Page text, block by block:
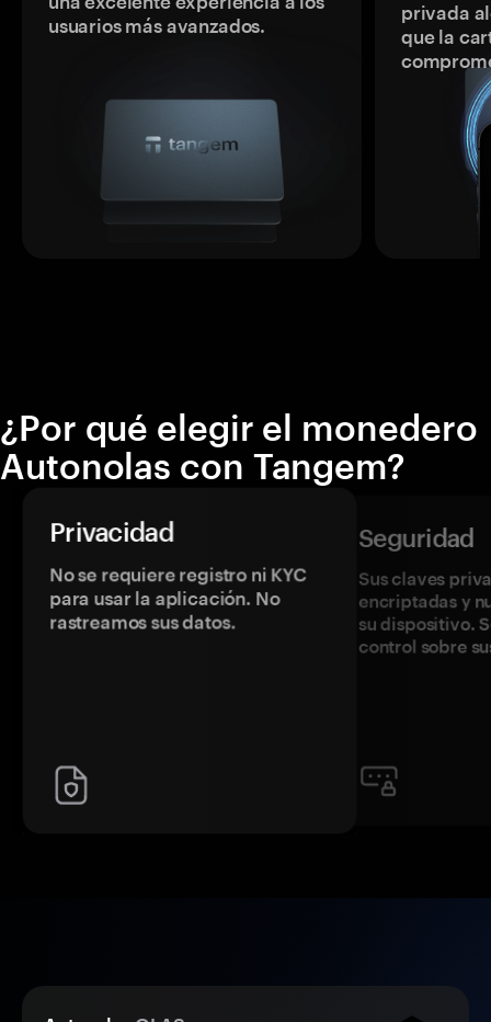
usuarios más avanzados.
privada
que la
¿Por qué elegir el monedero
Autonolas con Tangem?
Privacidad
No se requiere registro ni KYC
para usar la aplicación. No
rastreamos sus datos.
Seguridad
Sus claves
encriptadas y
su dispositivo.
control sobre